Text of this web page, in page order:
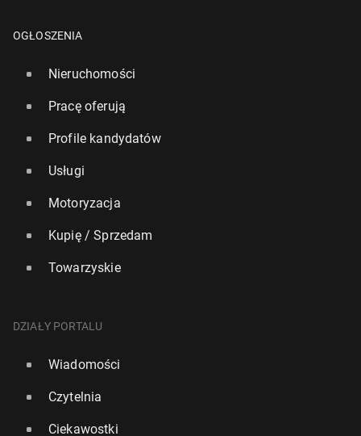
OGŁOSZENIA
Nieruchomości
Pracę oferują
Profile kandydatów
Usługi
Motoryzacja
Kupię / Sprzedam
Towarzyskie
DZIAŁY PORTALU
Wiadomości
Czytelnia
Ciekawostki